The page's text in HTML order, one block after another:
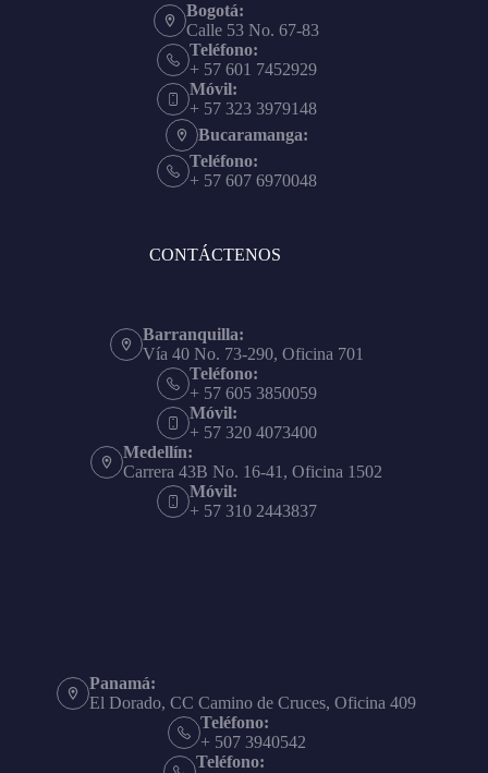
Bogotá:
Calle 53 No. 67-83
Teléfono:
+ 57 601 7452929
Móvil:
+ 57 323 3979148
Bucaramanga:
Teléfono:
+ 57 607 6970048
CONTÁCTENOS
Barranquilla:
Vía 40 No. 73-290, Oficina 701
Teléfono:
+ 57 605 3850059
Móvil:
+ 57 320 4073400
Medellín:
Carrera 43B No. 16-41, Oficina 1502
Móvil:
+ 57 310 2443837
Panamá:
El Dorado, CC Camino de Cruces, Oficina 409
Teléfono:
+ 507 3940542
Teléfono: